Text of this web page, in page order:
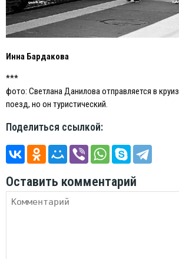
Инна Бардакова
***
фото: Светлана Данилова отправляется в
поезд, но он туристический.
Поделиться ссылкой:
Оставить комментарий